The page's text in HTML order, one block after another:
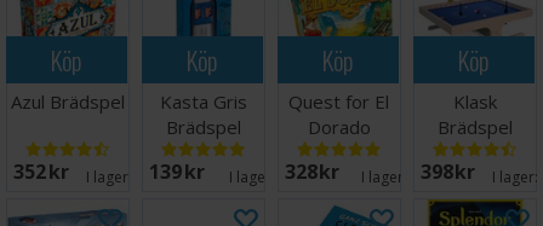
Köp
Azul Brädspel
352 SEK I lager: 20+
Köp
Kasta Gris
Brädspel
139 SEK I lager: 6
Köp
Quest for El
Dorado
Brädspel
328 SEK I lager: 14
Köp
Klask
Brädspel
398 SEK I lager: